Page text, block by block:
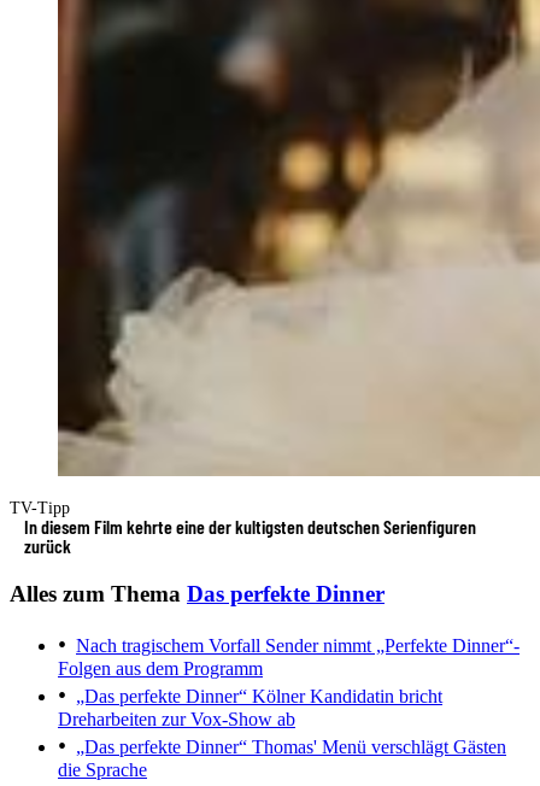
TV-Tipp
In diesem Film kehrte eine der kultigsten deutschen Serienfiguren
zurück
Alles zum Thema Das perfekte Dinner
Nach tragischem Vorfall Sender nimmt „Perfekte Dinner“-
Folgen aus dem Programm
„Das perfekte Dinner“ Kölner Kandidatin bricht
Dreharbeiten zur Vox-Show ab
„Das perfekte Dinner“ Thomas' Menü verschlägt Gästen
die Sprache